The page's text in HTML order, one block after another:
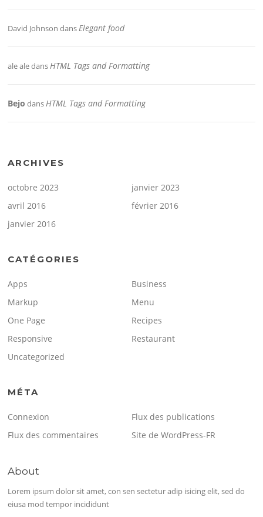
David Johnson dansElegant food
ale aledansHTML Tags and Formatting
Bejo dansHTML Tags and Formatting
ARCHIVES
octobre 2023
janvier 2023
avril 2016
février 2016
janvier 2016
CATÉGORIES
Apps
Business
Markup
Menu
One Page
Recipes
Responsive
Restaurant
Uncategorized
MÉTA
Connexion
Flux des publications
Flux des commentaires
Site de WordPress-FR
About
Lorem ipsum dolor sit amet, con sen sectetur adip isicing elit, sed do
eiusa mod tempor incididunt